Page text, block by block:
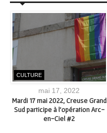
CULTURE
mai 17, 2022
Mardi 17 mai 2022, Creuse Grand
Sud participe à l’opération Arc-
en-Ciel #2